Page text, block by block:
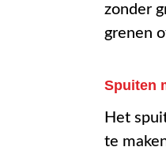
zonder
grenen
Spuiten
Het
te